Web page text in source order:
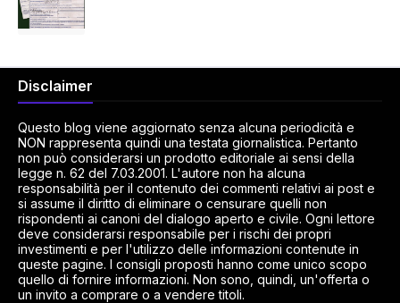
Disclaimer
Questo blog viene aggiornato senza alcuna periodicità e
NON rappresenta quindi una testata giornalistica. Pertanto
non può considerarsi un prodotto editoriale ai sensi della
legge n. 62 del 7.03.2001. L'autore non ha alcuna
responsabilità per il contenuto dei commenti relativi ai post e
si assume il diritto di eliminare o censurare quelli non
rispondenti ai canoni del dialogo aperto e civile. Ogni lettore
deve considerarsi responsabile per i rischi dei propri
investimenti e per l'utilizzo delle informazioni contenute in
queste pagine. I consigli proposti hanno come unico scopo
quello di fornire informazioni. Non sono, quindi, un'offerta o
un invito a comprare o a vendere titoli.